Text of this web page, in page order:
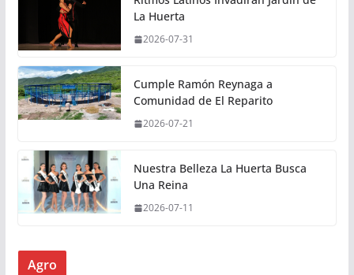
La Huerta
2026-07-31
Cumple Ramón Reynaga a
Comunidad de El Reparito
2026-07-21
Nuestra Belleza La Huerta Busca
Una Reina
2026-07-11
Agro